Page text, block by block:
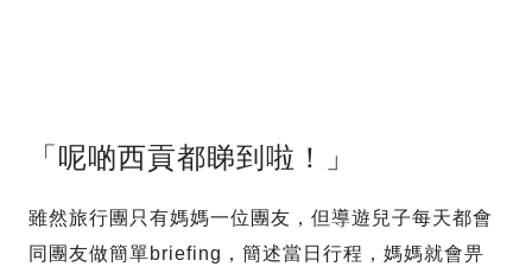
「呢啲西貢都睇到啦！」
雖然旅行團只有媽媽一位團友，但導遊兒子每天都會
同團友做簡單briefing，簡述當日行程，媽媽就會畀